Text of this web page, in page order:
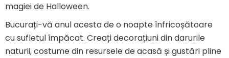
magiei de Halloween.
Bucurați-vă anul acesta de o noapte înfricoșătoare
cu sufletul împăcat. Creați decorațiuni din darurile
naturii, costume din resursele de acasă și gustări pline